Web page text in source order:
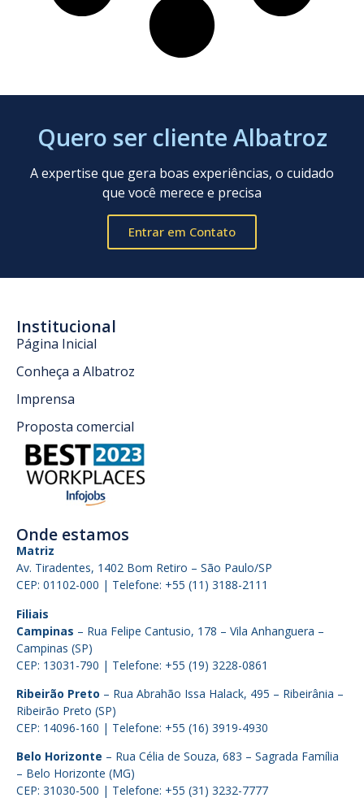
Quero ser cliente Albatroz
A expertise que gera boas experiências, o cuidado
que você merece e precisa
Entrar em Contato
Institucional
Página Inicial
Conheça a Albatroz
Imprensa
Proposta comercial
Onde estamos
Matriz
Av. Tiradentes, 1402 Bom Retiro – São Paulo/SP
CEP: 01102-000 | Telefone: +55 (11) 3188-2111
Filiais
Campinas – Rua Felipe Cantusio, 178 – Vila Anhanguera –
Campinas (SP)
CEP: 13031-790 | Telefone: +55 (19) 3228-0861
Ribeirão Preto – Rua Abrahão Issa Halack, 495 – Ribeirânia –
Ribeirão Preto (SP)
CEP: 14096-160 | Telefone: +55 (16) 3919-4930
Belo Horizonte – Rua Célia de Souza, 683 – Sagrada Família
– Belo Horizonte (MG)
CEP: 31030-500 | Telefone: +55 (31) 3232-7777